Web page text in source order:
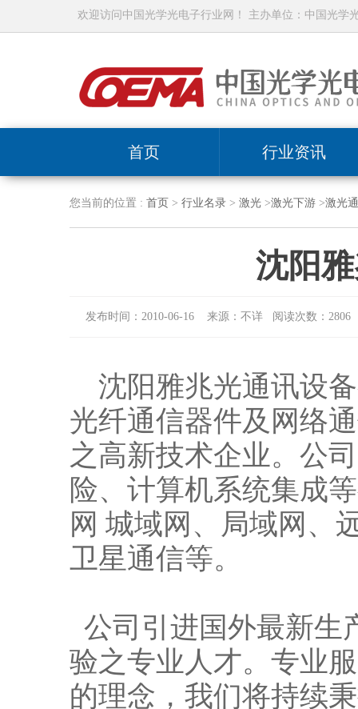
欢迎访问中国光学光电子行业网！ 主办单位：中国光学
首页 行业资讯
您当前的位置 : 首页 > 行业名录> 激光>激光下游>激光
沈阳
发布时间：2010-06-16 来源：不详 阅读次数：2806
沈阳雅兆光通讯设
光纤通信器件及网络
之高新技术企业。公
险、计算机系统集成
网 城域网、局域网、
卫星通信等。
公司引进国外最新生
验之专业人才。专业
的理念，我们将持续